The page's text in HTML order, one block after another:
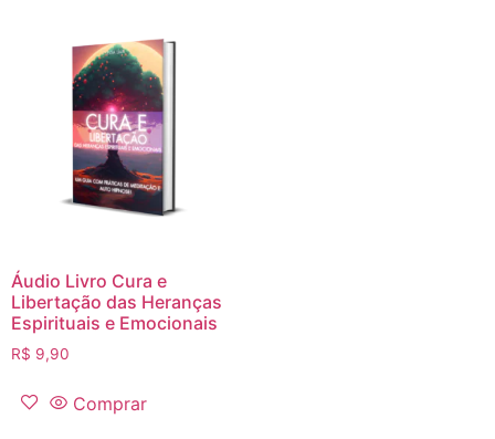
Áudio Livro Cura e
Libertação das Heranças
Espirituais e Emocionais
R$ 9,90
Comprar